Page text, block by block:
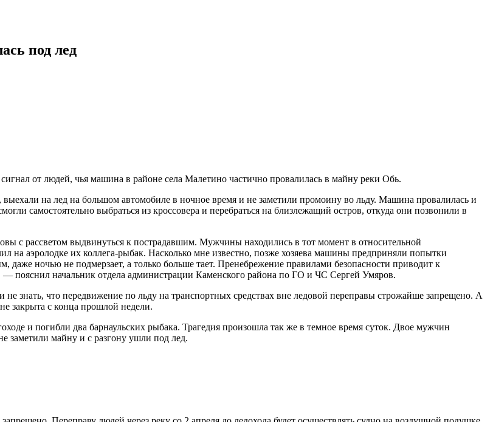
под лед
от людей, чья машина в районе села Малетино частично провалилась в майну реки Обь.
на лед на большом автомобиле в ночное время и не заметили промоину во льду. Машина провалилась и
самостоятельно выбраться из кроссовера и перебраться на близлежащий остров, откуда они позвонили в
с рассветом выдвинуться к пострадавшим. Мужчины находились в тот момент в относительной
на аэролодке их коллега-рыбак. Насколько мне известно, позже хозяева машины предприняли попытки
даже ночью не подмерзает, а только больше тает. Пренебрежение правилами безопасности приводит к
— пояснил начальник отдела администрации Каменского района по ГО и ЧС Сергей Умяров.
знать, что передвижение по льду на транспортных средствах вне ледовой переправы строжайше запрещено. А
закрыта с конца прошлой недели.
и погибли два барнаульских рыбака. Трагедия произошла так же в темное время суток. Двое мужчин
заметили майну и с разгону ушли под лед.